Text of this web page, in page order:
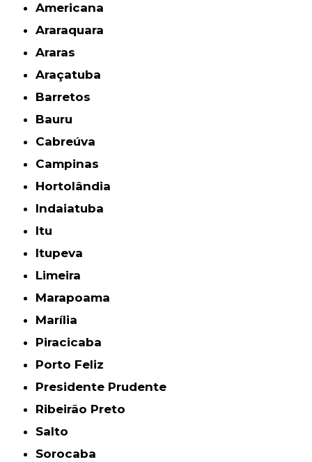
Americana
Araraquara
Araras
Araçatuba
Barretos
Bauru
Cabreúva
Campinas
Hortolândia
Indaiatuba
Itu
Itupeva
Limeira
Marapoama
Marília
Piracicaba
Porto Feliz
Presidente Prudente
Ribeirão Preto
Salto
Sorocaba